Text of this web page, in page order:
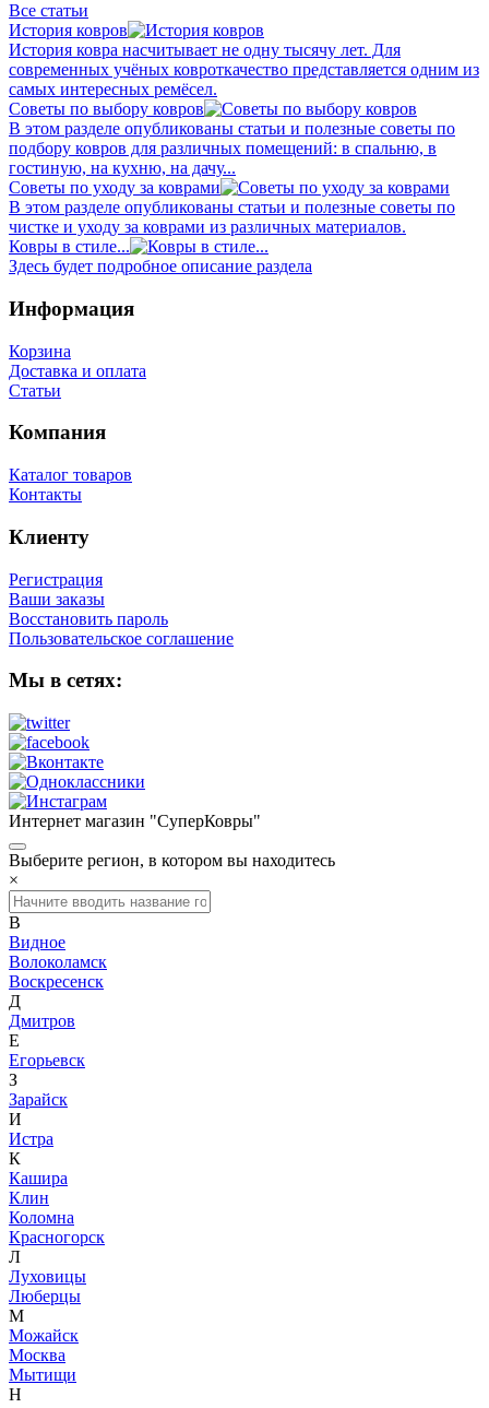
Все статьи
История ковров
История ковра насчитывает не одну тысячу лет. Для
современных учёных ковроткачество представляется одним из
самых интересных ремёсел.
Советы по выбору ковров
В этом разделе опубликованы статьи и полезные советы по
подбору ковров для различных помещений: в спальню, в
гостиную, на кухню, на дачу...
Советы по уходу за коврами
В этом разделе опубликованы статьи и полезные советы по
чистке и уходу за коврами из различных материалов.
Ковры в стиле...
Здесь будет подробное описание раздела
Информация
Корзина
Доставка и оплата
Статьи
Компания
Каталог товаров
Контакты
Клиенту
Регистрация
Ваши заказы
Восстановить пароль
Пользовательское соглашение
Мы в сетях:
Интернет магазин "СуперКовры"
Выберите регион, в котором вы находитесь
×
В
Видное
Волоколамск
Воскресенск
Д
Дмитров
Е
Егорьевск
З
Зарайск
И
Истра
К
Кашира
Клин
Коломна
Красногорск
Л
Луховицы
Люберцы
М
Можайск
Москва
Мытищи
Н